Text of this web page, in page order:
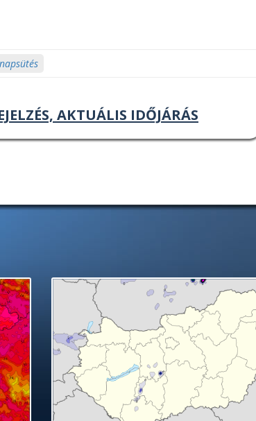
napsütés
AKTUÁLIS IDŐJÁRÁS